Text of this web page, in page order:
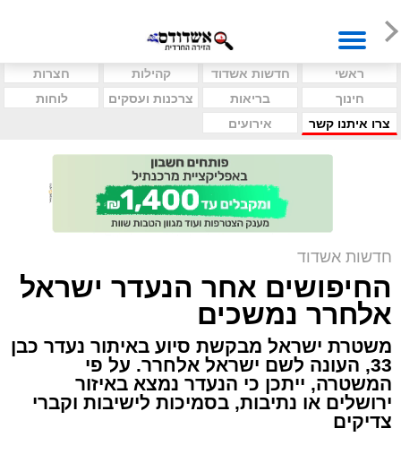
ראשי חדשות אשדוד קהילות
חצרות
חינוך
בריאות צרכנות ועסקים
לוחות
צרו איתנו קשר
אירועים
חדשות אשדוד
החיפושים אחר הנעדר ישראל
אלחרר נמשכים
משטרת ישראל מבקשת סיוע באיתור נעדר כבן
33, העונה לשם ישראל אלחרר. על פי
המשטרה, ייתכן כי הנעדר נמצא באיזור
ירושלים או נתיבות, בסמיכות לישיבות וקברי
צדיקים